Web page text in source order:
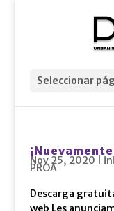
Seleccionar
Nov 25, 2020
PROA
Descarga
web Les